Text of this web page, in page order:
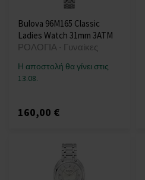
Bulova 96M165 Classic
Ladies Watch 31mm 3ATM
ΡΟΛΟΓΙΑ - Γυναίκες
Η αποστολή θα γίνει στις
13.08.
160,00 €